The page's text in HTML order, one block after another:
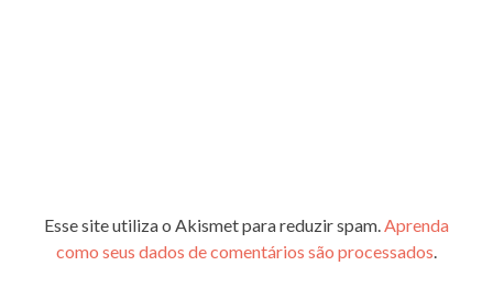
Esse site utiliza o Akismet para reduzir spam. Aprenda
como seus dados de comentários são processados